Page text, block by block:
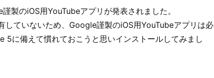
製のiOS用YouTubeアプリが発表されました。
していないため、Google謹製のiOS用YouTubeアプリは必
5に備えて慣れておこうと思いインストールしてみまし